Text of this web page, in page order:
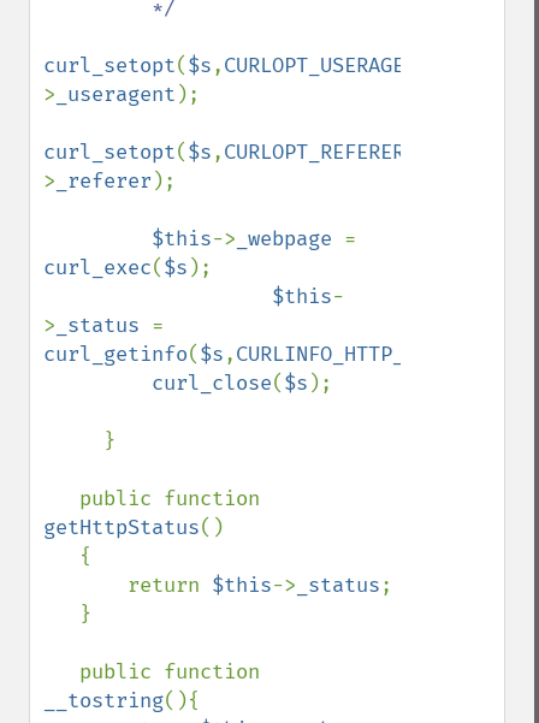
curl_setopt($s,CURLOPT_USERAGENT
> _useragent );
curl_setopt($s,CURLOPT_REFERER
> _referer );
$this-> _webpage
curl_exec($s );
$this-
> _status
curl_getinfo($s,CURLINFO_HTTP_CODE
curl_close($s );
getHttpStatus()
       return
$this-> _status;
__tostring(){